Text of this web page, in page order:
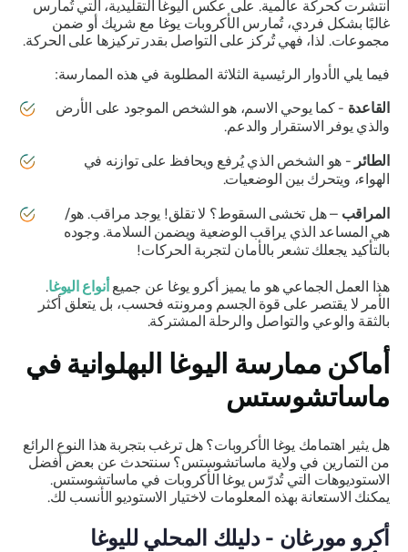
انتشرت كحركة عالمية. على عكس اليوغا التقليدية، التي تُمارس
غالبًا بشكل فردي، تُمارس الأكروبات يوغا مع شريك أو ضمن
مجموعات. لذا، فهي تُركز على التواصل بقدر تركيزها على الحركة.
فيما يلي الأدوار الرئيسية الثلاثة المطلوبة في هذه الممارسة:
القاعدة- كما يوحي الاسم، هو الشخص الموجود على الأرض
والذي يوفر الاستقرار والدعم.
الطائر- هو الشخص الذي يُرفع ويحافظ على توازنه في
الهواء، ويتحرك بين الوضعيات.
المراقب– هل تخشى السقوط؟ لا تقلق! يوجد مراقب. هو/
هي المساعد الذي يراقب الوضعية ويضمن السلامة. وجوده
بالتأكيد يجعلك تشعر بالأمان لتجربة الحركات!
هذا العمل الجماعي هو ما يميز أكرو يوغا عن جميعأنواع اليوغا.
الأمر لا يقتصر على قوة الجسم ومرونته فحسب، بل يتعلق أكثر
بالثقة والوعي والتواصل والرحلة المشتركة.
أماكن ممارسة اليوغا البهلوانية في
ماساتشوستس
هل يثير اهتمامك يوغا الأكروبات؟ هل ترغب بتجربة هذا النوع الرائع
من التمارين في ولاية ماساتشوستس؟ سنتحدث عن بعض أفضل
الاستوديوهات التي تُدرّس يوغا الأكروبات في ماساتشوستس.
يمكنك الاستعانة بهذه المعلومات لاختيار الاستوديو الأنسب لك.
أكرو مورغان - دليلك المحلي لليوغا